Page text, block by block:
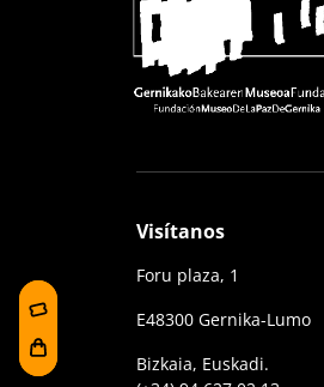
Visítanos
Foru plaza, 1
E48300 Gernika-Lumo
Bizkaia, Euskadi.